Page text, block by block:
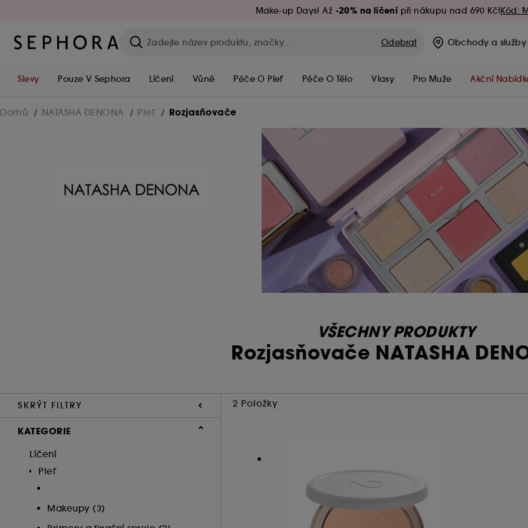
Make-up Days! Až -20% na líčení při nákupu nad 690 Kč!Kód:
Odebrat Obchody a služby
Slevy Pouze V Sephora Líčení Vůně Péče O Pleť Péče O Tělo Vlasy Pro Muže Akční
Domů NATASHA DENONA Pleť Rozjasňovače
VŠECHNY PRODUKTY
Rozjasňovače NATASHA
SKRÝT FILTRY 2 Položky
KATEGORIE
Líčení
Pleť
Makeupy (3)